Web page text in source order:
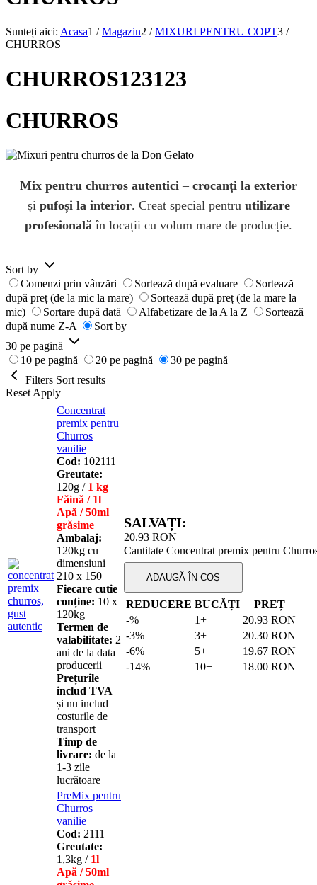
Sunteți aici: Acasa1 / Magazin2 / MIXURI PENTRU COPT3 /
CHURROS
CHURROS123123
CHURROS
Mix pentru churros autentici – crocanți la exterior
și pufoși la interior. Creat special pentru utilizare
profesională în locații cu volum mare de producție.
Sort by
Comenzi prin vânzări
Sortează după evaluare
Sortează
după preț (de la mic la mare)
Sortează după preț (de la mare la
mic)
Sortare după dată Alfabetizare de la A la Z
Sortează
după nume Z-A
Sort by
30 pe pagină
10 pe pagină
20 pe pagină
30 pe pagină
Filters Sort results
Reset Apply
Concentrat
premix pentru
Churros
vanilie
Cod: 102111
Greutate:
120g /1 kg
Făină / 1l
Apă / 50ml
grăsime
Ambalaj:
120kg cu
dimensiuni
210 х 150
Fiecare cutie
conține: 10 х
120kg
Termen de
valabilitate: 2
ani de la data
producerii
Prețurile
includ TVA
și nu includ
costurile de
transport
Timp de
livrare: de la
1-3 zile
lucrătoare
SALVAȚI:
20.93 RON
Cantitate Concentrat premix pentru
ADAUGĂ ÎN COȘ
REDUCERE BUCĂȚI
PREȚ
-%
1+ 20.93 RON
-3%
3+ 20.30 RON
-6%
5+ 19.67 RON
-14%
10+ 18.00 RON
PreMix pentru
Churros
vanilie
Cod: 2111
Greutate:
1,3kg /1l
Apă / 50ml